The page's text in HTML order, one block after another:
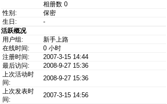
相册数 0
性别:
保密
生日:
-
活跃概况
用户组:
新手上路
在线时间:
0 小时
注册时间:
2007-3-15 14:44
最后访问:
2008-9-27 15:36
上次活动时
间:
2008-9-27 15:36
上次发表时
间:
2007-3-15 14:56